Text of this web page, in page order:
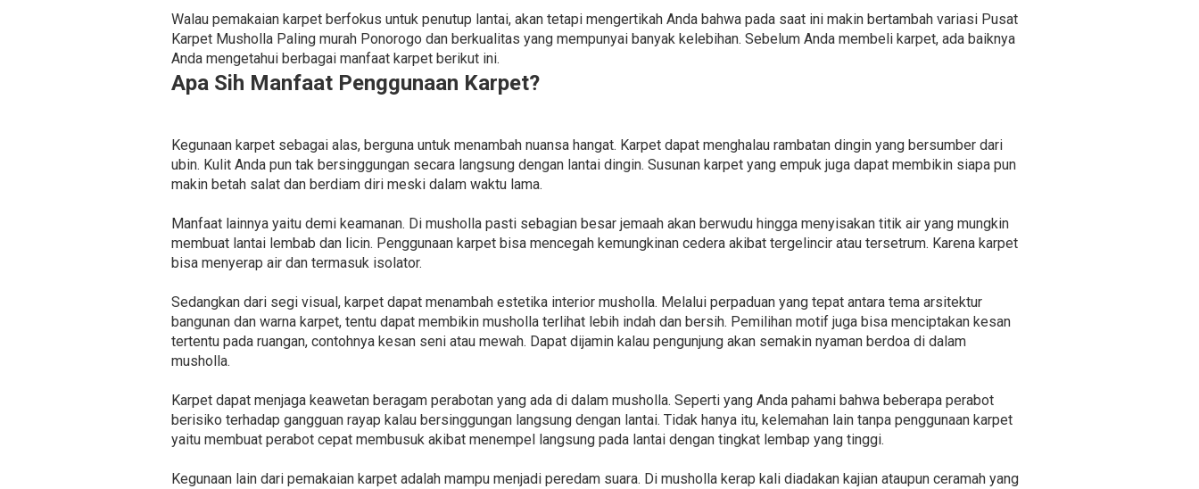
Walau pemakaian karpet berfokus untuk penutup lantai, akan tetapi mengertikah Anda bahwa pada saat ini makin bertambah variasi Pusat
Karpet Musholla Paling murah Ponorogo dan berkualitas yang mempunyai banyak kelebihan. Sebelum Anda membeli karpet, ada baiknya
Anda mengetahui berbagai manfaat karpet berikut ini.
Apa Sih Manfaat Penggunaan Karpet?
Kegunaan karpet sebagai alas, berguna untuk menambah nuansa hangat. Karpet dapat menghalau rambatan dingin yang bersumber dari
ubin. Kulit Anda pun tak bersinggungan secara langsung dengan lantai dingin. Susunan karpet yang empuk juga dapat membikin siapa pun
makin betah salat dan berdiam diri meski dalam waktu lama.
Manfaat lainnya yaitu demi keamanan. Di musholla pasti sebagian besar jemaah akan berwudu hingga menyisakan titik air yang mungkin
membuat lantai lembab dan licin. Penggunaan karpet bisa mencegah kemungkinan cedera akibat tergelincir atau tersetrum. Karena karpet
bisa menyerap air dan termasuk isolator.
Sedangkan dari segi visual, karpet dapat menambah estetika interior musholla. Melalui perpaduan yang tepat antara tema arsitektur
bangunan dan warna karpet, tentu dapat membikin musholla terlihat lebih indah dan bersih. Pemilihan motif juga bisa menciptakan kesan
tertentu pada ruangan, contohnya kesan seni atau mewah. Dapat dijamin kalau pengunjung akan semakin nyaman berdoa di dalam
musholla.
Karpet dapat menjaga keawetan beragam perabotan yang ada di dalam musholla. Seperti yang Anda pahami bahwa beberapa perabot
berisiko terhadap gangguan rayap kalau bersinggungan langsung dengan lantai. Tidak hanya itu, kelemahan lain tanpa penggunaan karpet
yaitu membuat perabot cepat membusuk akibat menempel langsung pada lantai dengan tingkat lembap yang tinggi.
Kegunaan lain dari pemakaian karpet adalah mampu menjadi peredam suara. Di musholla kerap kali diadakan kajian ataupun ceramah yang